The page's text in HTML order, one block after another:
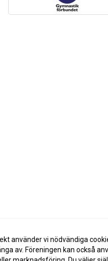
använder vi nödvändiga
av. Föreningen kan också